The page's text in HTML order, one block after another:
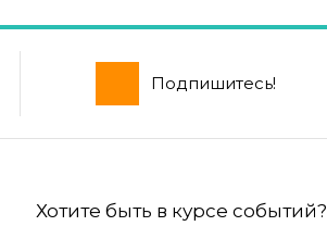
Подпишитесь!
Хотите быть в курсе событий?